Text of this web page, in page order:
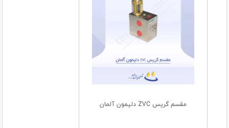
مقسم گریس ZVC دلیمون آلمان